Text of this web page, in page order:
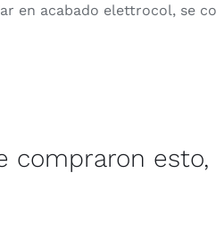
en acabado elettrocol, se
compraron